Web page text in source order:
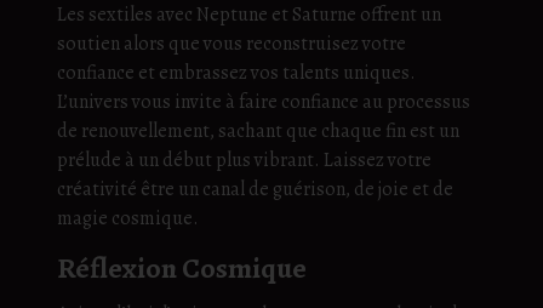
Les sextiles avec Neptune et Saturne offrent un
soutien alors que vous reconstruisez votre
confiance et embrassez vos talents uniques.
L’univers vous invite à faire confiance au processus
de renouvellement, sachant que chaque fin est un
prélude à un début plus vibrant. Laissez votre
créativité être un canal de guérison, de joie et de
magie cosmique.
Réflexion Cosmique